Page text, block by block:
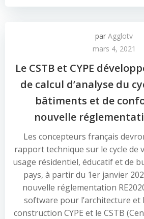
par Agglotv
mars 4, 2021
Le CSTB et CYPE
de calcul d’analyse du
bâtiments et de
nouvelle
Les concepteurs français
rapport technique sur le cycle de
usage résidentiel, éducatif et de
pays, à partir du 1er janvier
nouvelle réglementation
software pour l’architecture et
construction CYPE et le CSTB